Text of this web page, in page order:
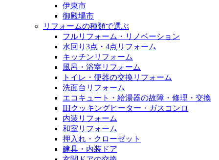
伊東市
御殿場市
リフォームの種類で選ぶ
フルリフォーム・リノベーション
水回り3点・4点リフォーム
キッチンリフォーム
風呂・浴室リフォーム
トイレ・便器の交換リフォーム
洗面台リフォーム
エコキュート・給湯器の故障・修理・交換
IHクッキングヒーター・ガスコンロ
内装リフォーム
和室リフォーム
押入れ・クローゼット
建具・内装ドア